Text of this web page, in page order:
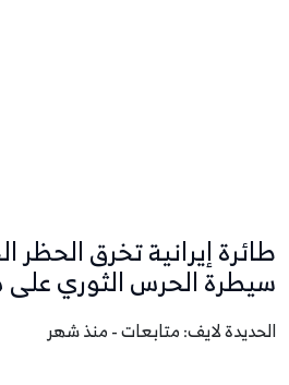
طائرة إيرانية تخرق
سيطرة الحرس الثوري
الحديدة لايف: متابعات - منذ شهر